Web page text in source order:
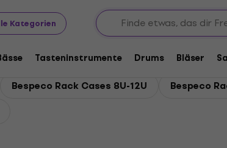
Kategorien
Tasteninstrumente Drums Bläser
und Racks Bespeco Rack Cases und Ständer
und Ständer
Bespeco Rack Cases 8U-12U Bespeco